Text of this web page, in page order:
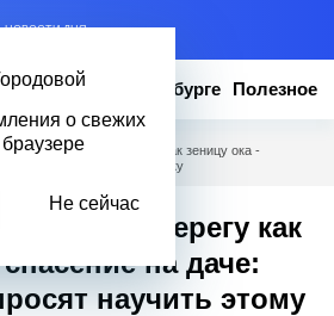
НОВОСТИ ДНЯ
о свежих
Не сейчас
Вопросы о Петербурге Полезное
бутылки берегу как зеницу ока -
просят научить этому трюку
бутылки берегу как
на даче:
научить этому